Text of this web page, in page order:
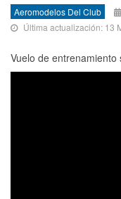
Aeromodelos Del Club
Última actualización: 13
Vuelo de